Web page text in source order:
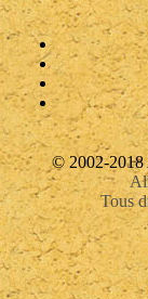
© 2002-2018
Tous